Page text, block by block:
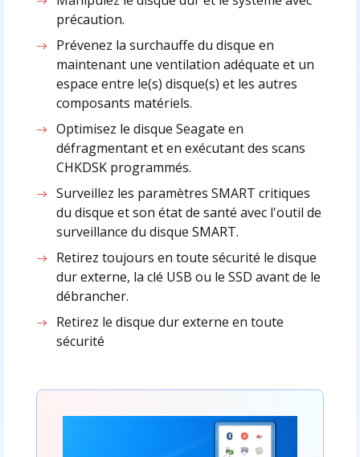
précaution.
Prévenez la surchauffe du disque en
maintenant une ventilation adéquate et un
espace entre le(s) disque(s) et les autres
composants matériels.
Optimisez le disque Seagate en
défragmentant et en exécutant des scans
CHKDSK programmés.
Surveillez les paramètres SMART critiques
du disque et son état de santé avec l'outil de
surveillance du disque SMART.
Retirez toujours en toute sécurité le disque
dur externe, la clé USB ou le SSD avant de le
débrancher.
Retirez le disque dur externe en toute
sécurité